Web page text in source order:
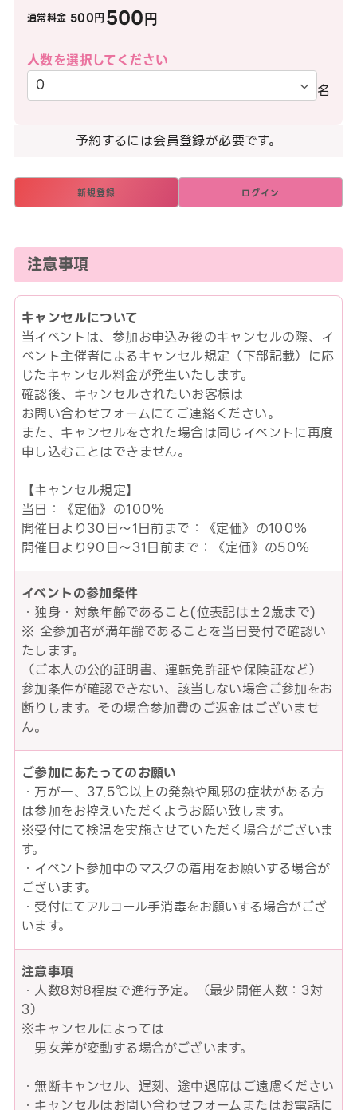
通常料金 500円500円
人数を選択してください
名
予約するには会員登録が必要です。
新規登録 ログイン
注意事項
キャンセルについて
当イベントは、参加お申込み後のキャンセルの際、イ
ベント主催者によるキャンセル規定（下部記載）に応
じたキャンセル料金が発生いたします。
確認後、キャンセルされたいお客様は
お問い合わせフォームにてご連絡ください。
また、キャンセルをされた場合は同じイベントに再度
申し込むことはできません。
【キャンセル規定】
当日：《定価》の100％
開催日より30日～1日前まで：《定価》の100％
開催日より90日～31日前まで：《定価》の50％
イベントの参加条件
・独身・対象年齢であること(位表記は±2歳まで)
※ 全参加者が満年齢であることを当日受付で確認い
たします。
（ご本人の公的証明書、運転免許証や保険証など）
参加条件が確認できない、該当しない場合ご参加をお
断りします。その場合参加費のご返金はございませ
ん。
ご参加にあたってのお願い
・万が一、37.5℃以上の発熱や風邪の症状がある方
は参加をお控えいただくようお願い致します。
※受付にて検温を実施させていただく場合がございま
す。
・イベント参加中のマスクの着用をお願いする場合が
ございます。
・受付にてアルコール手消毒をお願いする場合がござ
います。
注意事項
・人数8対8程度で進行予定。（最少開催人数：3対
3）
※キャンセルによっては
男女差が変動する場合がございます。
・無断キャンセル、遅刻、途中退席はご遠慮ください
・キャンセルはお問い合わせフォームまたはお電話に